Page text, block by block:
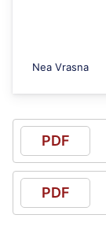
Nea Vrasna
PDF
PDF